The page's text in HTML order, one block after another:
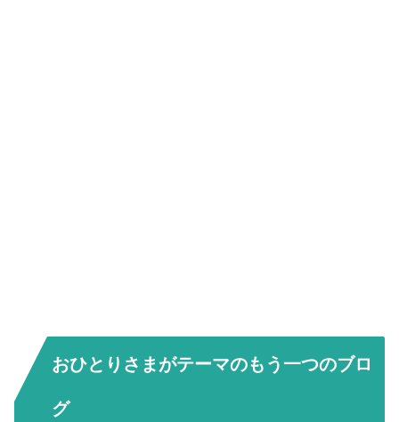
おひとりさまがテーマのもう一つのブロ
グ